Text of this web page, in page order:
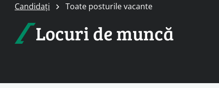
Candidați Toate posturile vacante
Locuri de muncă